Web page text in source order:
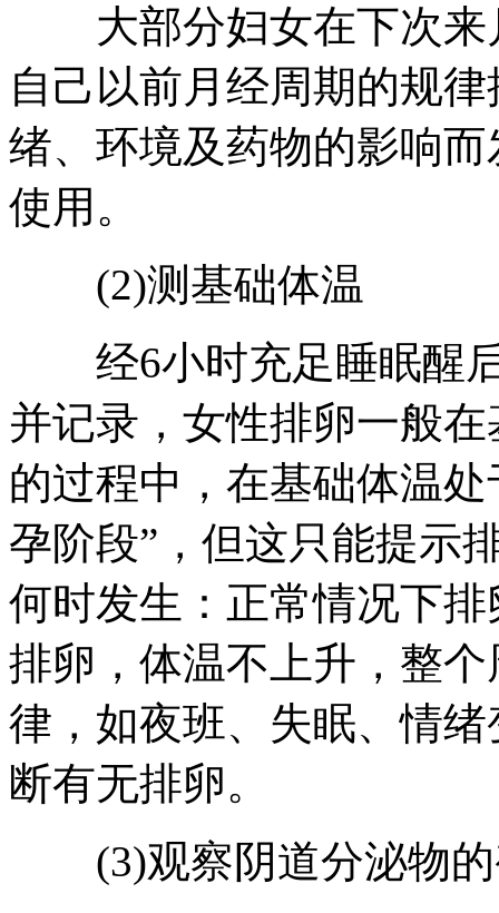
大部分妇女在下次来
自己以前月经周期的规
绪、环境及药物的影响
使用。
(2)测基础体温
经6小时充足睡眠醒后
并记录，女性排卵一般
的过程中，在基础体温
孕阶段”，但这只能提示
何时发生：正常情况下
排卵，体温不上升，整
律，如夜班、失眠、情
断有无排卵。
(3)观察阴道分泌物的